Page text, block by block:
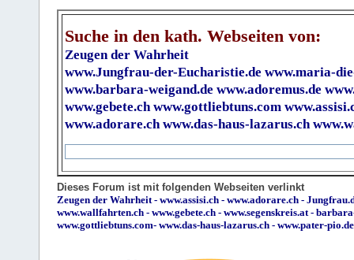
Suche in den kath. Webseiten von:
Zeugen der Wahrheit
www.Jungfrau-der-Eucharistie.de www.maria-
www.barbara-weigand.de www.adoremus.de
www.gebete.ch www.gottliebtuns.com
www.adorare.ch www.das-haus-lazarus.ch
Dieses Forum ist mit folgenden Webseiten verlinkt
Zeugen der Wahrheit- www.assisi.ch - www.adorare.ch -
www.wallfahrten.ch - www.gebete.ch - www.segenskreis.at-
www.gottliebtuns.com- www.das-haus-lazarus.ch - www.pater-pio.de